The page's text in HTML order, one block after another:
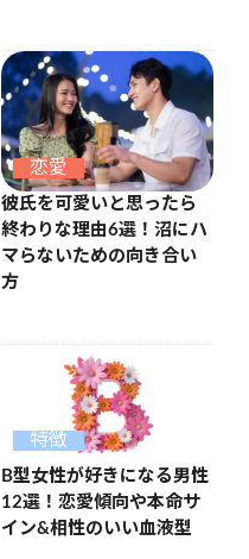
恋愛
彼氏を可愛いと思ったら
終わりな理由6選！沼にハ
マらないための向き合い
方
特徴
B型女性が好きになる男性
12選！恋愛傾向や本命サ
イン&相性のいい血液型